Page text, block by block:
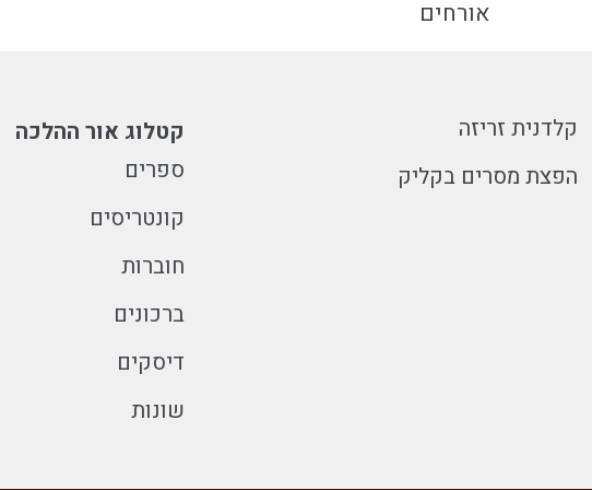
אורחים
קלדנית זריזה
הפצת מסרים בקליק
קטלוג אור ההלכה
ספרים
קונטריסים
חוברות
ברכונים
דיסקים
שונות